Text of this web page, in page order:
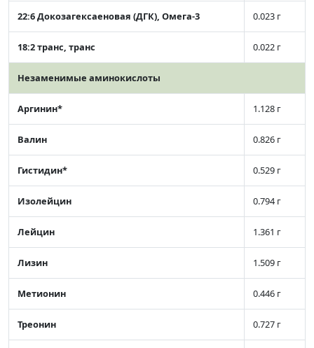
22:6 Докозагексаеновая (ДГК), Омега-3 0.023 г
18:2 транс, транс 0.022 г
Незаменимые аминокислоты
Аргинин* 1.128 г
Валин 0.826 г
Гистидин* 0.529 г
Изолейцин 0.794 г
Лейцин 1.361 г
Лизин 1.509 г
Метионин 0.446 г
Треонин 0.727 г